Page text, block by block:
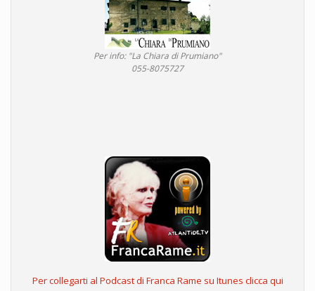
Per info: "La Chiara di Prumiano"
055-8075727
Per collegarti al Podcast di Franca Rame su Itunes clicca qui